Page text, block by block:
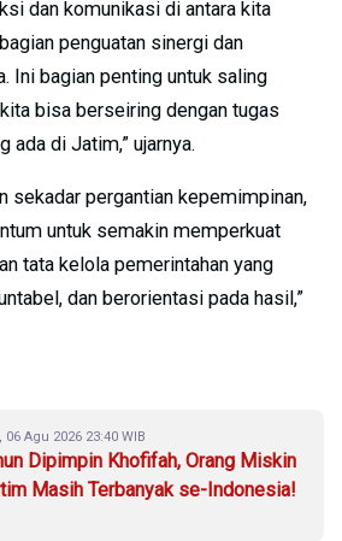
dan komunikasi di antara kita
penguatan sinergi dan
Ini bagian penting untuk saling
bisa berseiring dengan tugas
ada di Jatim,” ujarnya.
sekadar pergantian kepemimpinan,
untuk semakin memperkuat
tata kelola pemerintahan yang
dan berorientasi pada hasil,”
06 Agu 2026 23:40 WIB
Dipimpin Khofifah, Orang Miskin
Masih Terbanyak se-Indonesia!